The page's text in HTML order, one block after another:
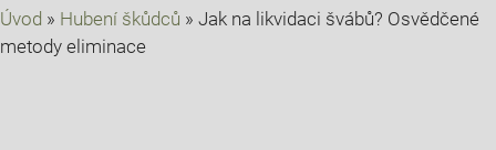
Úvod » Hubení škůdců » Jak na likvidaci švábů? Osvědčené
metody eliminace